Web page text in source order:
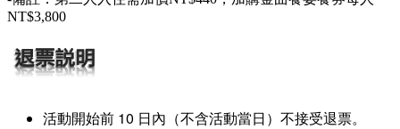
NT$3,800
活動開始前 10 日內（不含活動當日）不接受退票。